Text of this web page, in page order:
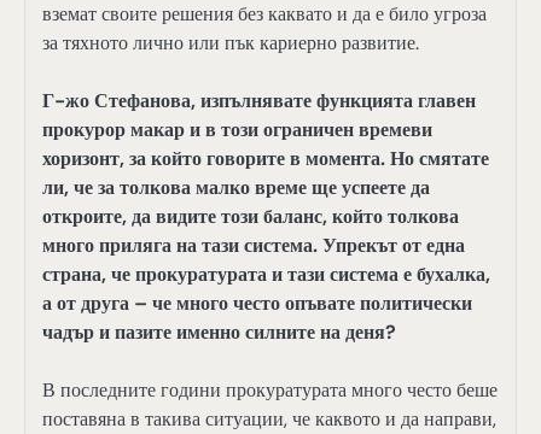
вземат своите решения без каквато и да е било угроза
за тяхното лично или пък кариерно развитие.
Г-жо Стефанова, изпълнявате функцията главен
прокурор макар и в този ограничен времеви
хоризонт, за който говорите в момента. Но смятате
ли, че за толкова малко време ще успеете да
откроите, да видите този баланс, който толкова
много приляга на тази система. Упрекът от една
страна, че прокуратурата и тази система е бухалка,
а от друга – че много често опъвате политически
чадър и пазите именно силните на деня?
В последните години прокуратурата много често беше
поставяна в такива ситуации, че каквото и да направи,